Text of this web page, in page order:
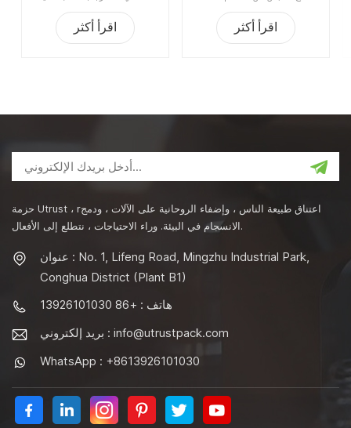
اقرأ أكثر اقرأ أكثر
حزمة Utrust ، rاعتناق طبيعة الناس ، وإضفاء الروحانية على الآلات ، ودمج
الانسجام في البيئة. وراء الاحتياجات ، نتطلع إلى الأفعال.
عنوان : No. 1, Lifeng Road, Mingzhu Industrial Park,
Conghua District (Plant B1)
هاتف : +86 13926101030
بريد إلكتروني : info@utrustpack.com
WhatsApp : +8613926101030